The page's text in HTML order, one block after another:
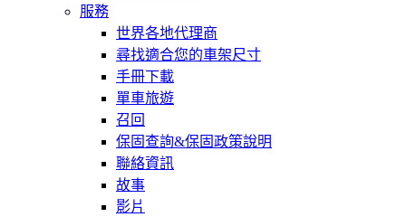
服務
世界各地代理商
尋找適合您的車架尺寸
手冊下載
單車旅遊
召回
保固查詢&保固政策說明
聯絡資訊
故事
影片